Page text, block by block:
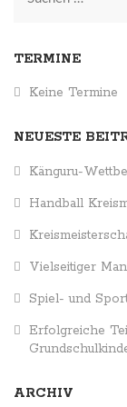
nach:
TERMINE
Keine Termine
NEUESTE
Känguru-
Handball
Vielseitiger
Spiel- und
Erfolgreiche
ARCHIV